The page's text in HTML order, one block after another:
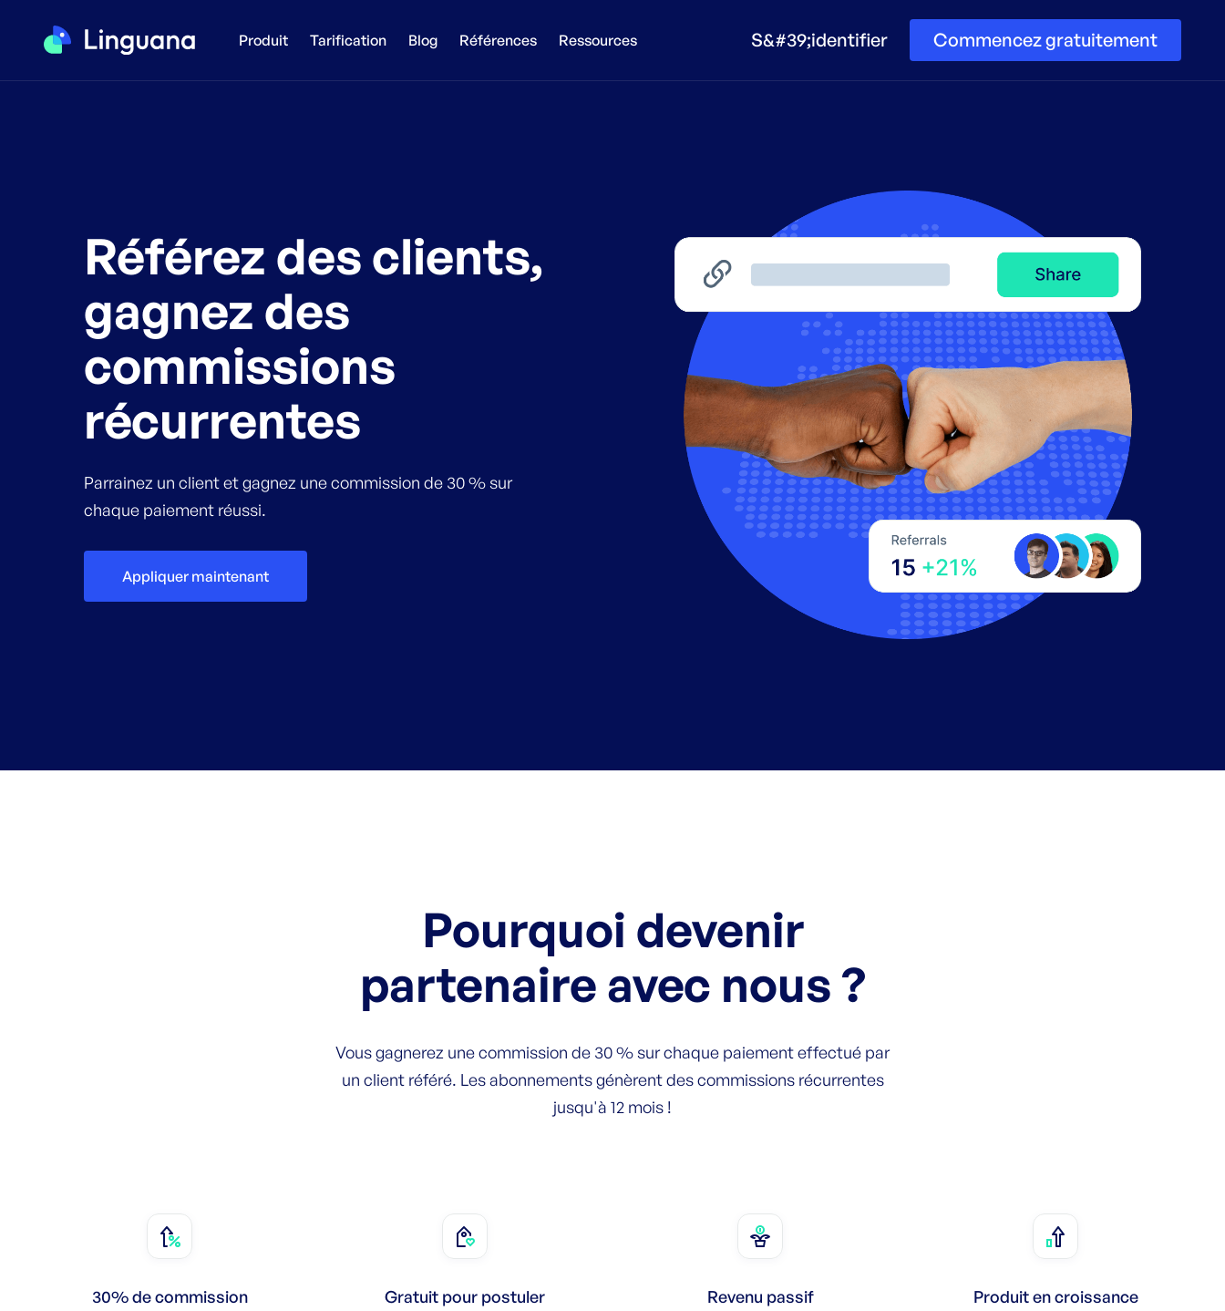
Produit Tarification Blog Références Ressources S&#39;identifier Commencez gratuitement
Référez des clients,
gagnez des
commissions
récurrentes
Parrainez un client et gagnez une commission de 30 % sur
chaque paiement réussi.
Appliquer maintenant
Pourquoi devenir
partenaire avec nous ?
Vous gagnerez une commission de 30 % sur chaque paiement effectué par
un client référé. Les abonnements génèrent des commissions récurrentes
jusqu'à 12 mois !
30% de commission Gratuit pour postuler Revenu passif Produit en croissance